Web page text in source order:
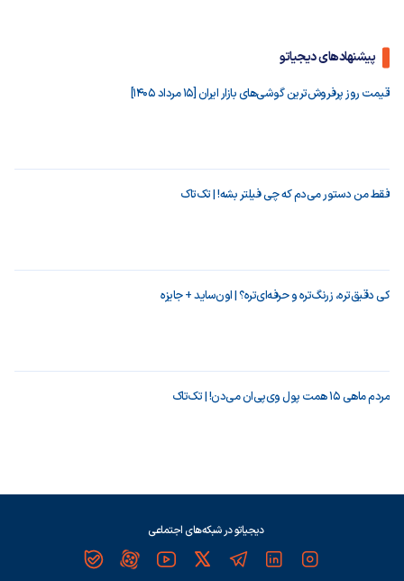
پیشنهادهای دیجیاتو
قیمت روز پرفروش‌ترین گوشی‌های بازار ایران [15 مرداد 1405]
فقط من دستور می‌دم که چی فیلتر بشه! | تک‌تاک
کی دقیق‌تره، زرنگ‌تره و حرفه‌ای‌تره؟ | اون‌ساید + جایزه
مردم ماهی ۱۵ همت پول وی‌پی‌ان می‌دن! | تک‌تاک
دیجیاتو در شبکه‌های اجتماعی